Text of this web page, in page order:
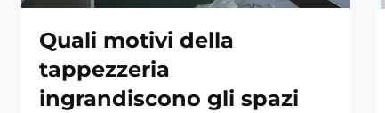
Quali motivi della
tappezzeria
ingrandiscono gli spazi